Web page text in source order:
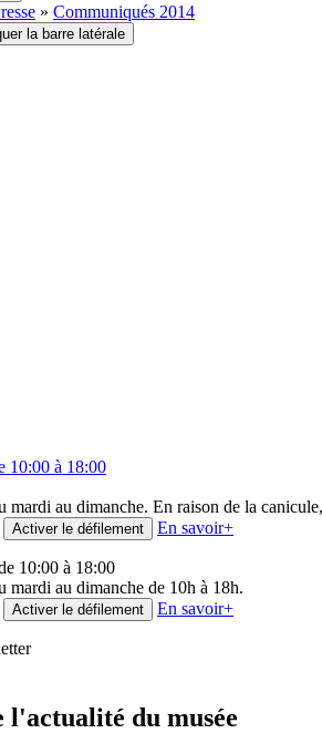
» Communiqués 2014
la barre latérale
10:00 à 18:00
mardi au dimanche. En raison de la
Activer le défilement En savoir+
10:00 à 18:00
mardi au dimanche de 10h à 18h.
Activer le défilement En savoir+
l'actualité du musée